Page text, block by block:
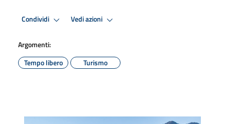
Condividi Vedi azioni
Argomenti:
Tempo libero
Turismo